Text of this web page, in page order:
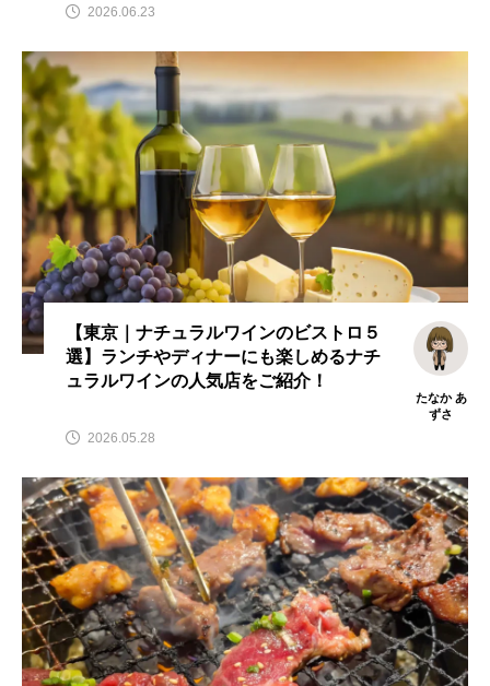
2026.06.23
【東京｜ナチュラルワインのビストロ５
選】ランチやディナーにも楽しめるナチ
ュラルワインの人気店をご紹介！
たなか あ
ずさ
2026.05.28